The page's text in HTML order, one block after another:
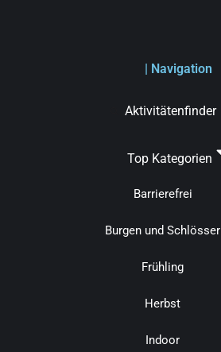
| Navigation
Aktivitätenfinder
Top Kategorien
Barrierefrei
Burgen und Schlösser
Frühling
Herbst
Indoor